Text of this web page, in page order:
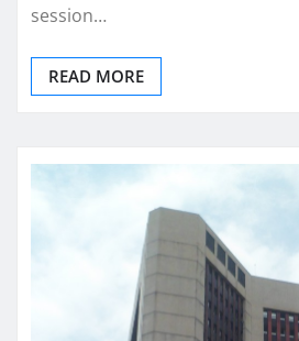
session…
READ MORE